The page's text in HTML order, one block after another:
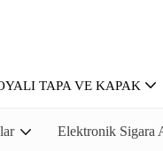
TAPA VE KAPAK
Elektronik Sigara